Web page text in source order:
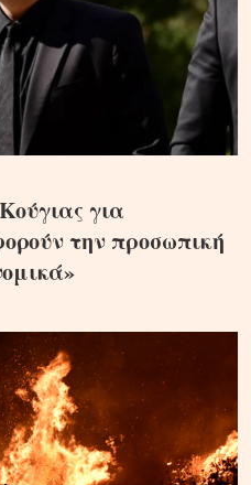
για
την προσωπική